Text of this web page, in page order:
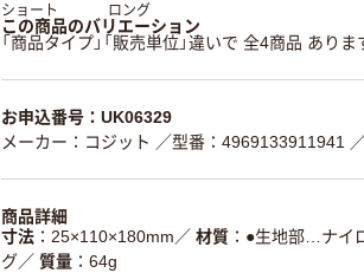
ショート ロング
この商品のバリエーション
「商品タイプ」「販売単位」違いで 全4商品 ありま
お申込番号：UK06329
メーカー：コジット ／型番：4969133911941
商品詳細
寸法
25×110×180mm ／ 材質 ●生地部…ナイ
グ ／ 質量
64g